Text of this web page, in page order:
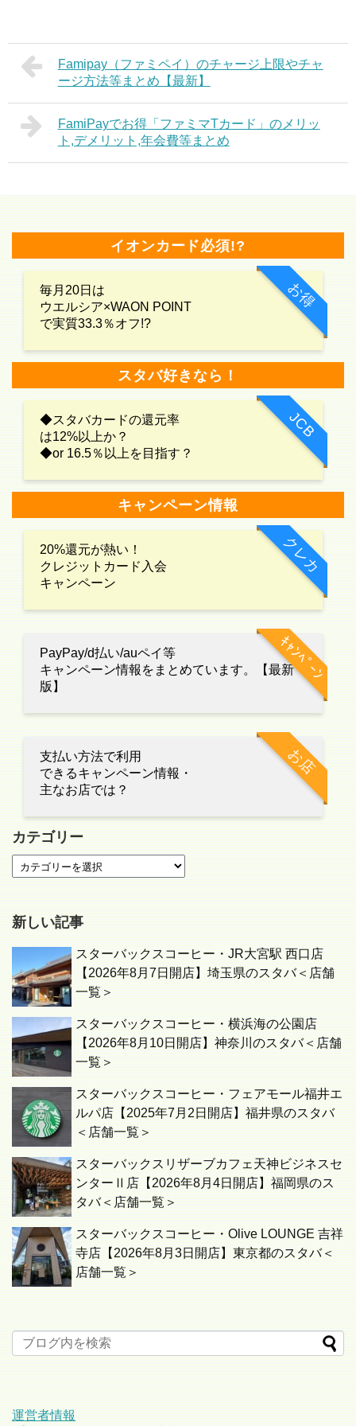
Famipay（ファミペイ）のチャージ上限やチャ
ージ方法等まとめ【最新】
FamiPayでお得「ファミマTカード」のメリッ
ト,デメリット,年会費等まとめ
イオンカード必須!?
お得
毎月20日は
ウエルシア×WAON POINT
で実質33.3％オフ!?
スタバ好きなら！
JCB
◆スタバカードの還元率
は12%以上か？
◆or 16.5％以上を目指す？
キャンペーン情報
クレカ
20%還元が熱い！
クレジットカード入会
キャンペーン
ｷｬﾝﾍﾟｰﾝ
PayPay/d払い/auペイ等
キャンペーン情報をまとめています。【最新
版】
お店
支払い方法で利用
できるキャンペーン情報・
主なお店では？
カテゴリー
新しい記事
スターバックスコーヒー・JR大宮駅 西口店
【2026年8月7日開店】埼玉県のスタバ＜店舗
一覧＞
スターバックスコーヒー・横浜海の公園店
【2026年8月10日開店】神奈川のスタバ＜店舗
一覧＞
スターバックスコーヒー・フェアモール福井エ
ルパ店【2025年7月2日開店】福井県のスタバ
＜店舗一覧＞
スターバックスリザーブカフェ天神ビジネスセ
ンターⅡ店【2026年8月4日開店】福岡県のス
タバ＜店舗一覧＞
スターバックスコーヒー・Olive LOUNGE 吉祥
寺店【2026年8月3日開店】東京都のスタバ＜
店舗一覧＞
運営者情報